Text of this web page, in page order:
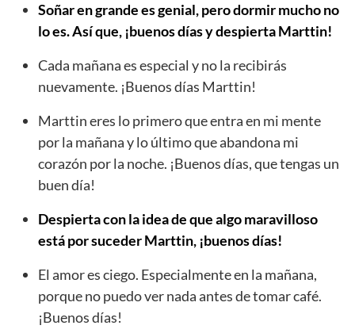
Soñar en grande es genial, pero dormir mucho no
lo es. Así que, ¡buenos días y despierta Marttin!
Cada mañana es especial y no la recibirás
nuevamente. ¡Buenos días Marttin!
Marttin eres lo primero que entra en mi mente
por la mañana y lo último que abandona mi
corazón por la noche. ¡Buenos días, que tengas un
buen día!
Despierta con la idea de que algo maravilloso
está por suceder Marttin, ¡buenos días!
El amor es ciego. Especialmente en la mañana,
porque no puedo ver nada antes de tomar café.
¡Buenos días!